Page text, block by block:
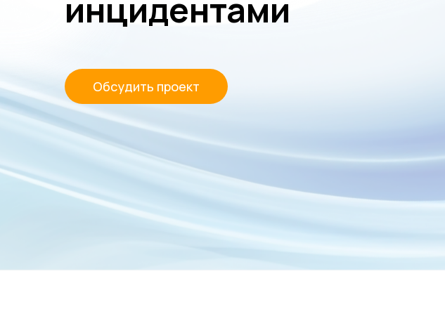
инцидентами
Обсудить проект